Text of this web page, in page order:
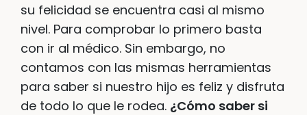
su felicidad se encuentra casi al mismo
nivel. Para comprobar lo primero basta
con ir al médico. Sin embargo, no
contamos con las mismas herramientas
para saber si nuestro hijo es feliz y disfruta
de todo lo que le rodea. ¿Cómo saber si